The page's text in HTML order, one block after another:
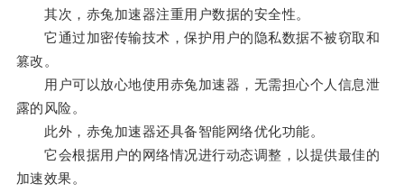
其次，赤兔加速器注重用户数据的安全性。
它通过加密传输技术，保护用户的隐私数据不被窃取和
篡改。
用户可以放心地使用赤兔加速器，无需担心个人信息泄
露的风险。
此外，赤兔加速器还具备智能网络优化功能。
它会根据用户的网络情况进行动态调整，以提供最佳的
加速效果。